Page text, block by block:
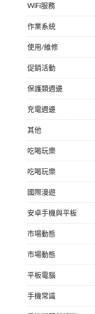
WiFi服務
作業系統
使用/維修
促銷活動
保護類週邊
充電週邊
其他
吃喝玩樂
吃喝玩樂
國際漫遊
安卓手機與平板
市場動態
市場動態
平板電腦
手機常識